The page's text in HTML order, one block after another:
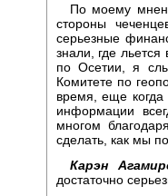
По моему
стороны
серьезные
знали, где
по Осетии, я
Комитете по
время, еще когда
информации
многом
сделать, как мы
Карэн
достаточно